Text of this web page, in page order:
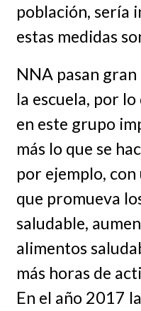
población, sería
estas medidas
NNA pasan
la escuela, por
en este grupo
más lo que se
por ejemplo,
que promueva
saludable,
alimentos
más horas de
En el año 2017